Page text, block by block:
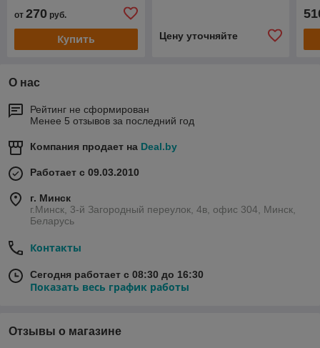
от 270 руб.
Купить Цену уточняйте
О нас
Рейтинг не сформирован
Менее 5 отзывов за последний год
Компания продает на Deal.by
Работает с 09.03.2010
г. Минск
г.Минск, 3-й Загородный переулок, 4в, офис 304, Минск,
Беларусь
Контакты
Сегодня работает с 08:30 до 16:30
Показать весь график работы
Отзывы о магазине